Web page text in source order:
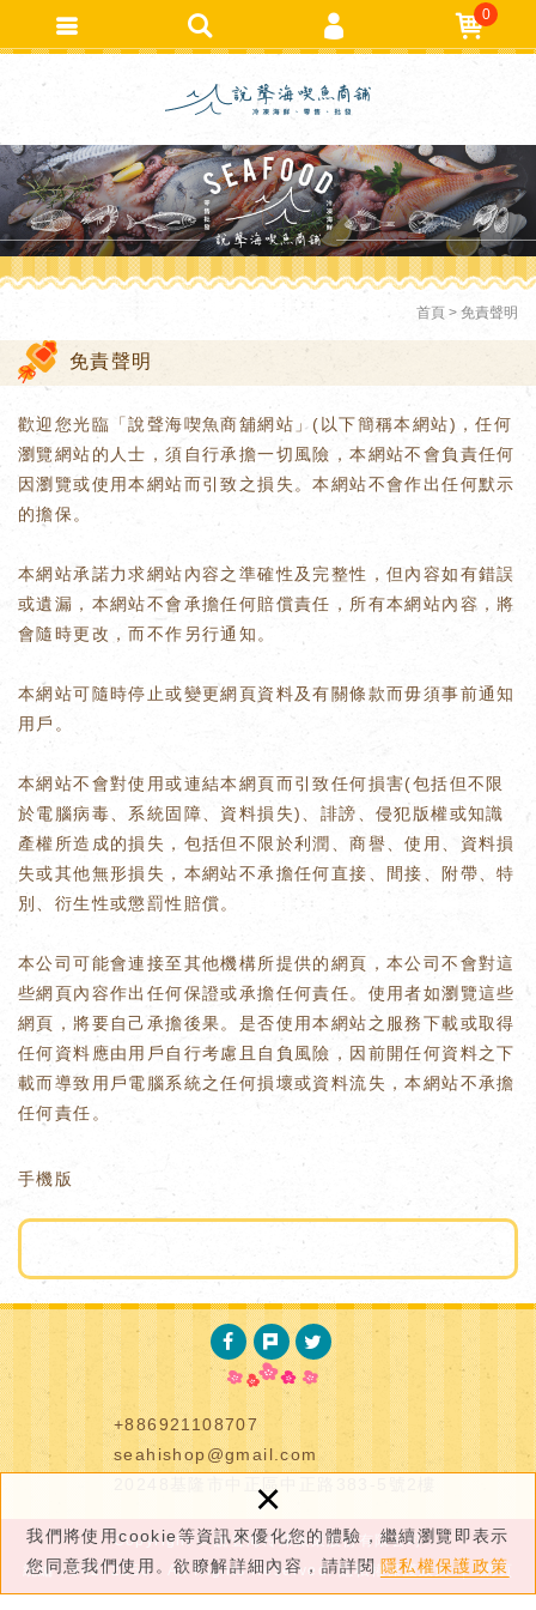
首頁 免責聲明
免責聲明
歡迎您光臨「說聲海喫魚商舖網站」(以下簡稱本網站)，任何
瀏覽網站的人士，須自行承擔一切風險，本網站不會負責任何
因瀏覽或使用本網站而引致之損失。本網站不會作出任何默示
的擔保。
本網站承諾力求網站內容之準確性及完整性，但內容如有錯誤
或遺漏，本網站不會承擔任何賠償責任，所有本網站內容，將
會隨時更改，而不作另行通知。
本網站可隨時停止或變更網頁資料及有關條款而毋須事前通知
用戶。
本網站不會對使用或連結本網頁而引致任何損害(包括但不限
於電腦病毒、系統固障、資料損失)、誹謗、侵犯版權或知識
產權所造成的損失，包括但不限於利潤、商譽、使用、資料損
失或其他無形損失，本網站不承擔任何直接、間接、附帶、特
別、衍生性或懲罰性賠償。
本公司可能會連接至其他機構所提供的網頁，本公司不會對這
些網頁內容作出任何保證或承擔任何責任。使用者如瀏覽這些
網頁，將要自己承擔後果。是否使用本網站之服務下載或取得
任何資料應由用戶自行考慮且自負風險，因前開任何資料之下
載而導致用戶電腦系統之任何損壞或資料流失，本網站不承擔
任何責任。
手機版
我們將使用cookie等資訊來優化您的體驗，繼續瀏覽即表示
您同意我們使用。欲瞭解詳細內容，請詳閱 隱私權保護政策
×
+886921108707
seahishop@gmail.com
20248基隆市中正區中正路383-5號2樓
Copyright © 說聲海冷凍魚業股份有限公司
統編：94272150 All Rights Reserved.隱私權保護政策
網頁
0
會員註冊
忘記密碼
訂單查詢
追蹤清單TRACK LISTING